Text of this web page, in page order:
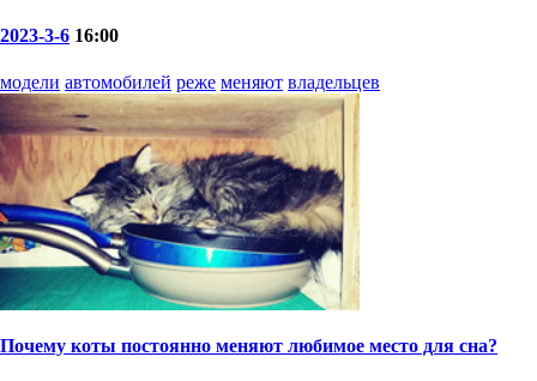
2023-3-6 16:00
модели автомобилей реже меняют владельцев
Почему коты постоянно меняют любимое место для сна?